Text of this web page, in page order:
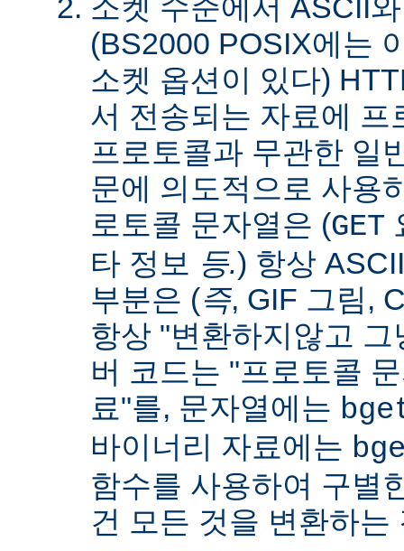
소켓 수준에서 ASCII
(BS2000 POSIX에는
소켓 옵션이 있다)
서 전송되는 자료에
프로토콜과 무관한 일
문에 의도적으로 사용
로토콜 문자열은 (GET
타 정보 등.) 항상
부분은 (즉, GIF 그림,
항상 "변환하지않고
버 코드는 "프로토콜
료"를, 문자열에는
바이너리 자료에는
함수를 사용하여 구별
건 모든 것을 변환하